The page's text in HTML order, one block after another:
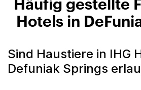
Häufig gestellte
Hotels in
Sind Haustiere in IHG
Defuniak Springs